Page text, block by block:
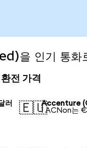
인기 통화
전 가격
러
🇪🇺Accenture
1 ACNon는